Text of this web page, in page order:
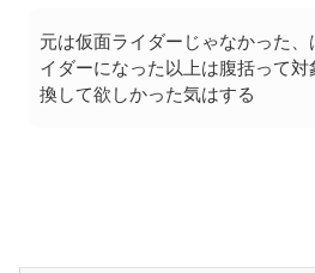
元は仮面ライダーじゃなかった
イダーになった以上は腹括って
換して欲しかった気はする